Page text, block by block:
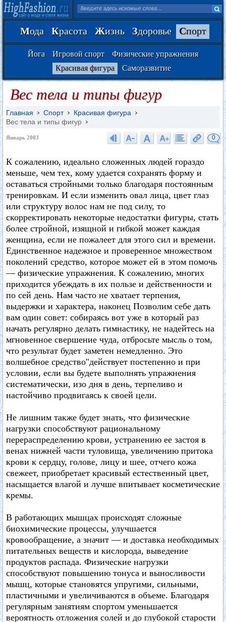
Мода Красота Жизнь Здоровье Спорт
Йога Игровой спорт
Физические упражнения
Красивая фигура
Саморазвитие
Вес тела и типы фигур
Главная Спорт
Красивая фигура
Вес тела и типы фигур
Январь 2003 0
К сожалению, идеально сложенных людей гораздо
меньше, чем тех, кому удается сохранять форму и
оставаться стройными только благодаря постоянным
тренировкам. И если изменить овал лица, цвет глаз
или структуру волос нам не под силу, то
скорректировать некоторые недостатки фигуры, стать
более стройной, изящной и гибкой может каждая
женщина, если не пожалеет для этого сил и времени.
Единственное надежное и проверенное множеством
поколений средство, которое может ей в этом помочь
— физические упражнения. К сожалению, многих
приходится убеждать в их пользе и действенности и
по сей день. Нам часто не хватает терпения,
выдержки и характера, наконец Позволим себе дать
вам один совет: собираясь вот уже в который раз
начать регулярно делать гимнастику, не надейтесь на
мгновенное свершение чуда, отбросьте мысль о том,
что результат будет заметен немедленно. Это
волшебное средство"действует постепенно и при
условии, если вы будете выполнять упражнения
систематически, изо дня в день, терпеливо и
настойчиво продвигаясь к своей цели.
Не лишним также будет знать, что физические
нагрузки способствуют рациональному
перераспределению крови, устранению ее застоя в
венах нижней части туловища, увеличению притока
крови к сердцу, голове, лицу и шее, отчего кожа
свежеет, приобретает красивый естественный цвет,
насыщается влагой и лучше впитывает косметические
кремы.
В работающих мышцах происходят сложные
биохимические процессы, улучшается
кровообращение, а значит — и доставка необходимых
питательных веществ и кислорода, выведение
продуктов распада. Физические нагрузки
способствуют повышению тонуса и выносливости
мышц, которые становятся упругими, сильными,
пластичными и увеличиваются в объеме. Благодаря
регулярным занятиям спортом уменьшается
вероятность отложения солей и до глубокой старости